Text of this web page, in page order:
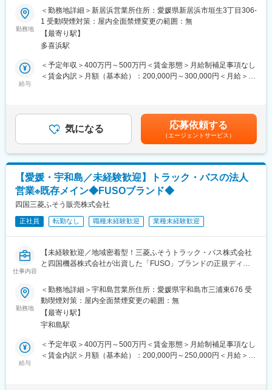
生産野菜類の値段が高騰といったことを背景に、益々輸入食材に
対するニーズは高まっております。
【担当社数】：20～30社程度
担当顧客は全国的にいらっしゃいますが、訪問は基本的にござい
中四国のスーパーなども担当いただく予定です。
出張は半年に1回程度です。
（女性4名、男性1名、40代後半～50代)
■働き方：個人の裁量に任せておりますが、基本的に営業員は18
時すぎ には退社しており、ワークライフバランスをもって働ける
環境です。
■企業概要：
創業1996年。松山に本社を置く、食品輸入商社。扱う製品は魚
介、野菜など幅広く業界内での知名度は抜群です。 世界中から食
変更の範囲：会社の定める業務
■業務概要：
建設機械部門（CATパワーショベル・ブルドーザー・ホイールロ
ーダ等）にて、お客様への定期的なヒアリング、アフターフォロ
ーを担当いただきます。
・お客様への定期的なヒアリング
・見積作成、各種書類作成
■一日の流れ：
メール整理や資料準備（8時45分～10時）
昼食（12時～13時）
↓
紹介いただいたお客様への提案（13時～16時）
↓
翌日の訪問準備（16時～17時）
↓
終業
※スケジュール管理については、社員一人ひとりの裁量に任せてお
ります。
当社の取扱製品は、お客様にとって非常に重要な商売道具です。
お客様に最も適した機械の提案のみならず、特殊なオプションの
搭載や、カスタムの提案を行うことで、お客様の効率アップを図
っていきます。お客様に大きな喜びを提供し、更なる信頼関係の
変更の範囲：会社の定める業務
勤務地
＜勤務地詳細＞新居浜営業所住所：愛媛県新居浜市垣生3丁目306-
1 受動喫煙対策：屋内全面禁煙変更の範囲：無
【最寄り駅】
多喜浜駅
給与
＜予定年収＞400万円～500万円＜賃金形態＞月給制補足事項なし
＜賃金内訳＞月額（基本給）：200,000円～300,000円＜月給＞
年2回※過去実績4ヶ月分■営業職のモデル年収（諸手当・賞与を含
む）：・25歳…年収360万円・36歳…年収460万円賃金はあくま
でも目安の金額であり、選考を通じて上下する可能性がありま
す。月給(月額)は固定手当を含めた表記です。
気になる 応募依頼する
（エージェントサービス）
【愛媛・宇和島／未経験歓迎】トラック・バスの法人
営業※既存メイン◆FUSOブランド◆
四国三菱ふそう販売株式会社
正社員 転勤なし 職種未経験歓迎 業種未経験歓迎
仕事内容
【未経験歓迎／地域密着型！三菱ふそうトラック・バス株式会社
と四国機器株式会社が出資した「FUSO」ブランドの正規ディー
能な環境です／転勤なし】
■業務概要：
同社にて法人のお客様向けに自動車（主に1.5トン～大型までのト
ラック・バス）の提案からアフターフォローまで定期的なヒアリ
ング、アフターフォローを担当いただきます。
・お客様への定期的なヒアリング
勤務地
＜勤務地詳細＞宇和島営業所住所：愛媛県宇和島市三浦東676 受
動喫煙対策：屋内全面禁煙変更の範囲：無
【最寄り駅】
宇和島駅
給与
＜予定年収＞400万円～500万円＜賃金形態＞月給制補足事項なし
＜賃金内訳＞月額（基本給）：200,000円～250,000円＜月給＞